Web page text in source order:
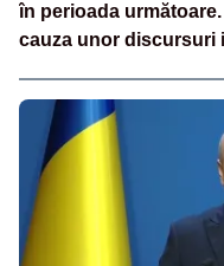
în perioada
cauza unor discursuri